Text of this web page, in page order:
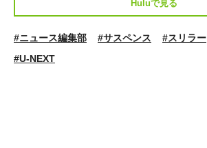
Huluで見る
#ニュース編集部 #サスペンス #スリラー
#U-NEXT